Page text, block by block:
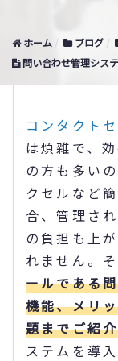
ホーム ブログ
問い合わせ管理シス
コンタクト
は煩雑で、
の方も多い
クセルなど
合、管理さ
の負担も上
れません。
ールである
機能、メリ
題までご紹
ステムを導